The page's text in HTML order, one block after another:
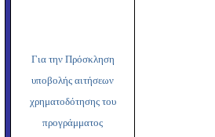
Για την Πρόσκληση
υποβολής αιτήσεων
χρηματοδότησης του
προγράμματος